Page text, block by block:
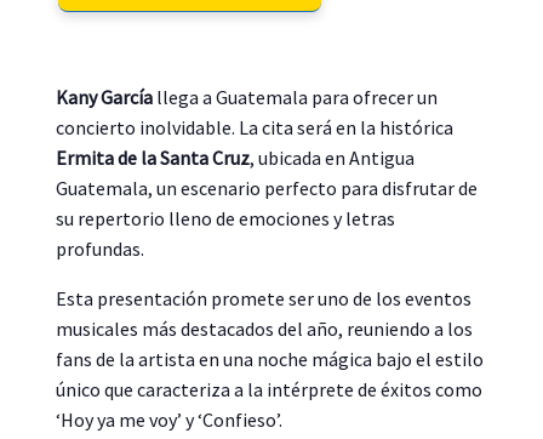
Kany García llega a Guatemala para ofrecer un
concierto inolvidable. La cita será en la histórica
Ermita de la Santa Cruz, ubicada en Antigua
Guatemala, un escenario perfecto para disfrutar de
su repertorio lleno de emociones y letras
profundas.
Esta presentación promete ser uno de los eventos
musicales más destacados del año, reuniendo a los
fans de la artista en una noche mágica bajo el estilo
único que caracteriza a la intérprete de éxitos como
‘Hoy ya me voy’ y ‘Confieso’.